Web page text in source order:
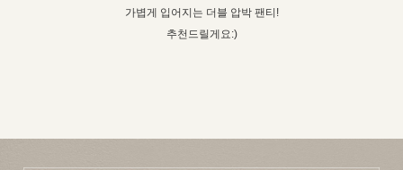
가볍게 입어지는 더블 압박 팬티!
추천드릴게요:)